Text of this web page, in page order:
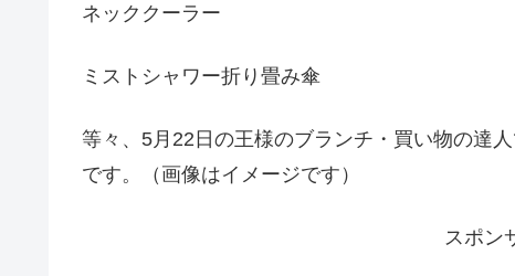
ネッククーラー
ミストシャワー折り畳み傘
等々、5月22日の王様のブランチ・買い物の達
です。（画像はイメージです）
スポン